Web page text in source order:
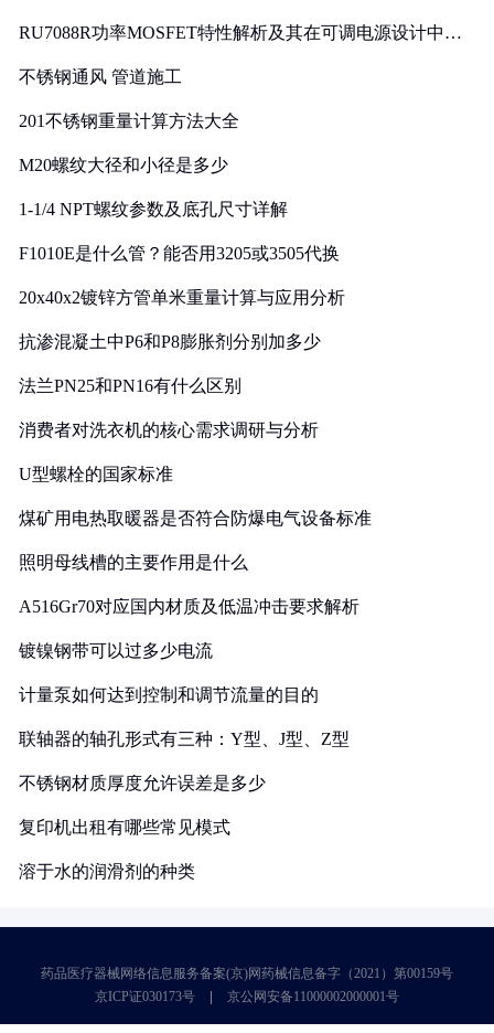
RU7088R功率MOSFET特性解析及其在可调电源设计中的
不锈钢通风 管道施工
201不锈钢重量计算方法大全
M20螺纹大径和小径是多少
1-1/4 NPT螺纹参数及底孔尺寸详解
F1010E是什么管？能否用3205或3505代换
20x40x2镀锌方管单米重量计算与应用分析
抗渗混凝土中P6和P8膨胀剂分别加多少
法兰PN25和PN16有什么区别
消费者对洗衣机的核心需求调研与分析
U型螺栓的国家标准
煤矿用电热取暖器是否符合防爆电气设备标准
照明母线槽的主要作用是什么
A516Gr70对应国内材质及低温冲击要求解析
镀镍钢带可以过多少电流
计量泵如何达到控制和调节流量的目的
联轴器的轴孔形式有三种：Y型、J型、Z型
不锈钢材质厚度允许误差是多少
复印机出租有哪些常见模式
溶于水的润滑剂的种类
药品医疗器械网络信息服务备案(京)网药械信息备字（2021）第00159号
京ICP证030173号
京公网安备11000002000001号